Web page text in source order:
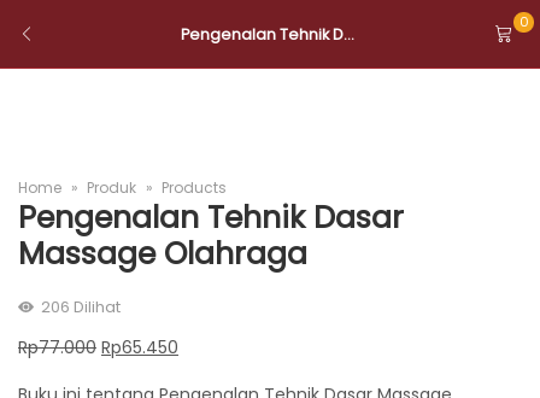
Pengenalan Tehnik D...
0
Home Produk Products
Pengenalan Tehnik Dasar
Massage Olahraga
206 Dilihat
Rp77.000 Original
Rp65.450